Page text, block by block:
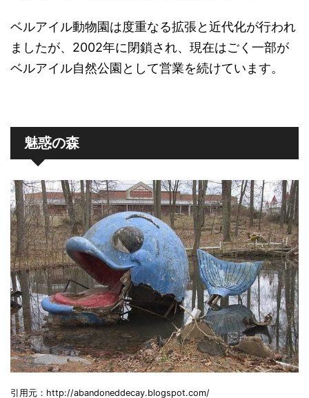
ベルアイル動物園は度重なる拡張と近代化が行われ
ましたが、2002年に閉鎖され、現在はごく一部が
ベルアイル自然公園として営業を続けています。
魅惑の森
引用元：http://abandoneddecay.blogspot.com/